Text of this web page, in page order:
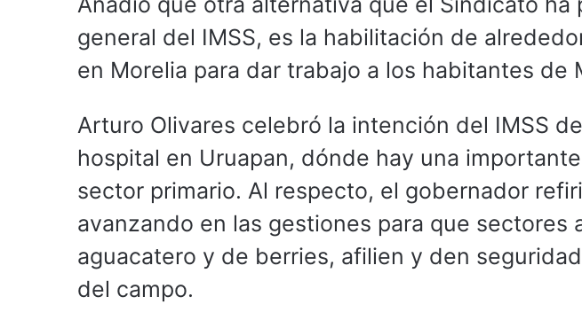
general del IMSS, es la habilitación de
en Morelia para dar trabajo a los habitantes de
Arturo Olivares celebró la intención del IMSS
hospital en Uruapan, dónde hay una
sector primario. Al respecto, el gobernador
avanzando en las gestiones para que sectores
aguacatero y de berries, afilien y den
del campo.